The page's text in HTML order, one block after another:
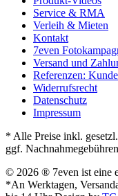
Service & RMA
Verleih & Mieten
Kontakt
7even
Versand und
Referenzen:
Widerrufsrecht
Datenschutz
Impressum
* Alle Preise inkl.
ggf.
© 2026 ® 7even ist eine
*An Werktagen,